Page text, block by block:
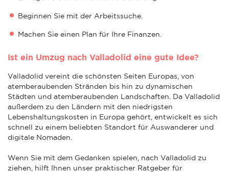
Beginnen Sie mit der Arbeitssuche.
Machen Sie einen Plan für Ihre Finanzen.
Ist ein Umzug nach Valladolid eine gute Idee?
Valladolid vereint die schönsten Seiten Europas, von
atemberaubenden Stränden bis hin zu dynamischen
Städten und atemberaubenden Landschaften. Da Valladolid
außerdem zu den Ländern mit den niedrigsten
Lebenshaltungskosten in Europa gehört, entwickelt es sich
schnell zu einem beliebten Standort für Auswanderer und
digitale Nomaden.
Wenn Sie mit dem Gedanken spielen, nach Valladolid zu
ziehen, hilft Ihnen unser praktischer Ratgeber für